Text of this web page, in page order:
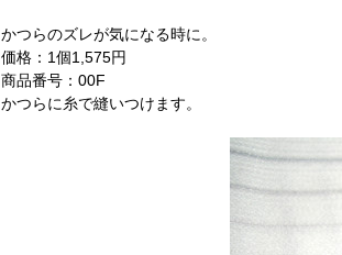
かつらのズレが気になる時に。
価格：1個1,575円
商品番号：00F
かつらに糸で縫いつけます。